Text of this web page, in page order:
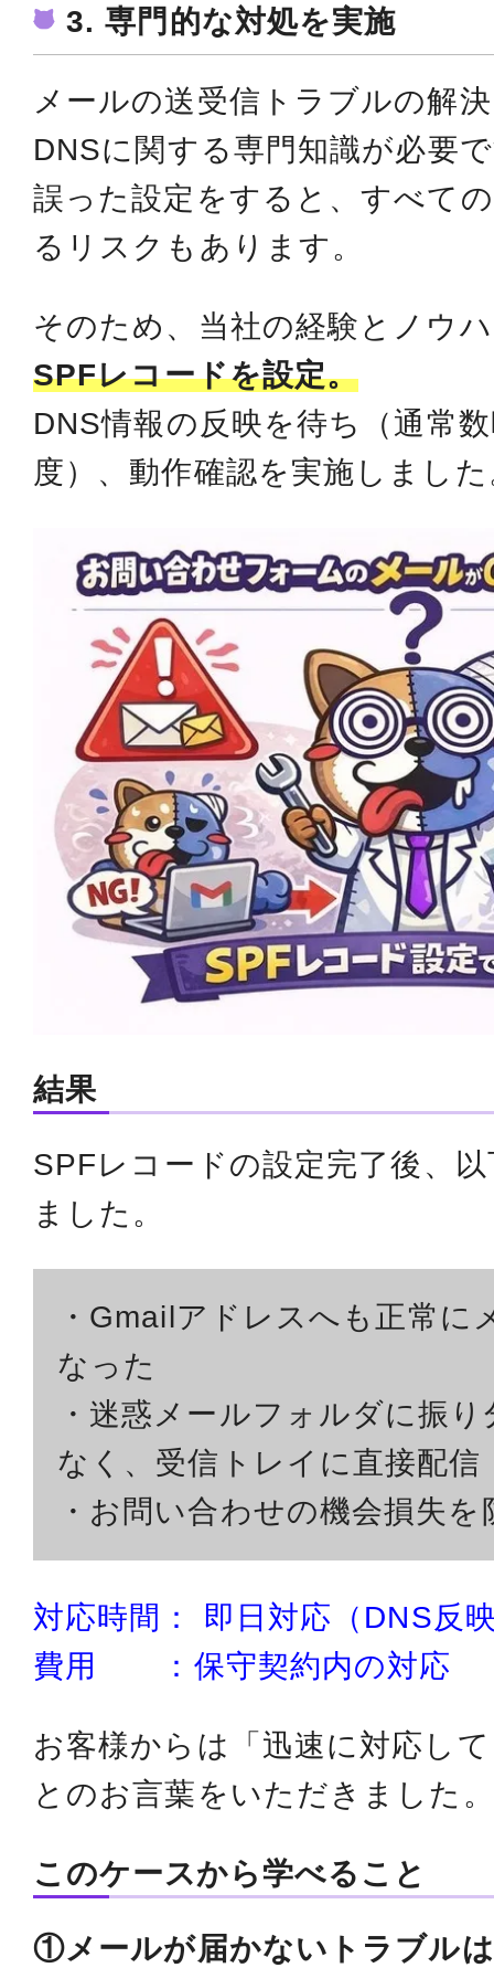
3. 専門的な対処を実施
メールの送受信トラブルの解
DNSに関する専門知識が必要
誤った設定をすると、すべて
るリスクもあります。
そのため、当社の経験とノウ
SPFレコードを設定。
DNS情報の反映を待ち（通常
度）、動作確認を実施しまし
結果
SPFレコードの設定完了後、
ました。
・Gmailアドレスへも正常に
なった
・迷惑メールフォルダに振
なく、受信トレイに直接配信
・お問い合わせの機会損失
対応時間： 即日対応（DNS反
費用 ：保守契約内の対応
お客様からは「迅速に対応し
とのお言葉をいただきました。
このケースから学べること
①メールが届かないトラブル